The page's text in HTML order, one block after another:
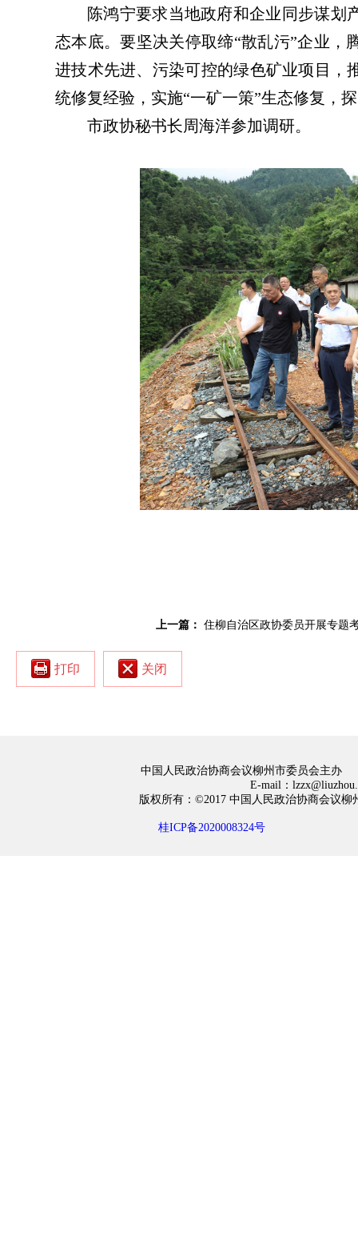
陈鸿宁要求当地政府和企业同步谋划
态本底。要坚决关停取缔“散乱污”企业
进技术先进、污染可控的绿色矿业项目，
统修复经验，实施“一矿一策”生态修复，
市政协秘书长周海洋参加调研。
上一篇： 住柳自治区政协委员开展专题
打印 关闭
中国人民政治协商会议柳州市委员会主办
E-mail：
版权所有：©2017 中国人民政治协商会
桂ICP备2020008324号